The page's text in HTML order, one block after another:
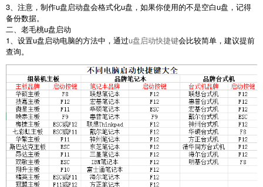
3、注意，制作u盘启动盘会格式化u盘，如果你使用的不是空白u盘，记得
备份数据。
二、老毛桃u盘启动
1、设置u盘启动电脑的方法中，通过u盘启动快捷键会比较简单，建议提前
查询。